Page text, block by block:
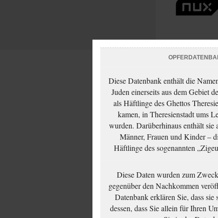
Diese Datenbank enthält die
Juden einerseits aus dem Gebiet
als Häftlinge des Ghettos
kamen, in Theresienstadt ums
wurden. Darüberhinaus enthält
Männer, Frauen und Kinder –
Häftlinge des sogenannten
Diese Daten wurden zum
gegenüber den Nachkommen
Datenbank erklären Sie, dass sie
dessen, dass Sie allein für Ihren